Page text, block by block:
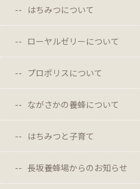
はちみつについて
ローヤルゼリーについて
プロポリスについて
ながさかの養蜂について
はちみつと子育て
長坂養蜂場からのお知らせ